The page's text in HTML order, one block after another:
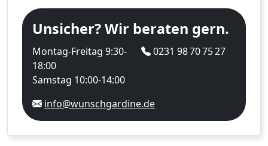
Unsicher? Wir beraten gern.
Montag-Freitag 9:30-
18:00
Samstag 10:00-14:00
0231 98 70 75 27
info@wunschgardine.de